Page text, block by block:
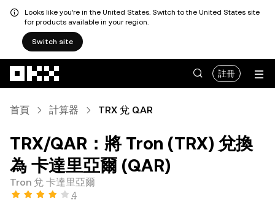
Looks like you're in the United States. Switch to the United States site
for products available in your region.
Switch site
註冊
首頁 計算器 TRX 兌 QAR
TRX/QAR：將 Tron (TRX) 兌換
為 卡達里亞爾 (QAR)
Tron 兌 卡達里亞爾
4